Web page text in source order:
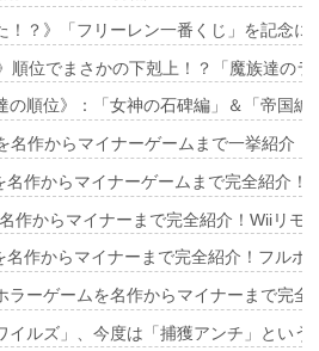
！？》「フリーレン一番くじ」を記念
順位でまさかの下剋上！？「魔族達の
の順位》：「女神の石碑編」＆「帝国
名作からマイナーゲームまで一挙紹介
名作からマイナーゲームまで完全紹介
作からマイナーまで完全紹介！Wiiリモ
名作からマイナーまで完全紹介！フルポ
ラーゲームを名作からマイナーまで完
イルズ」、今度は「捕獲アンチ」とい